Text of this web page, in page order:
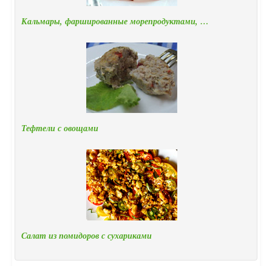
Кальмары, фаршированные морепродуктами, …
Тефтели с овощами
Салат из помидоров с сухариками